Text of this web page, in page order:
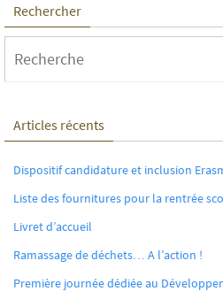
Rechercher
Articles récents
Dispositif candidature et inclusion
Liste des fournitures pour la rentrée
Livret d’accueil
Ramassage de déchets… A l’action !
Première journée dédiée au